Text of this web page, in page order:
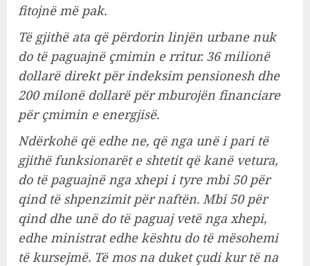
fitojnë më pak.
Të gjithë ata që përdorin linjën urbane nuk
do të paguajnë çmimin e rritur. 36 milionë
dollarë direkt për indeksim pensionesh dhe
200 milonë dollarë për mburojën financiare
për çmimin e energjisë.
Ndërkohë që edhe ne, që nga unë i pari të
gjithë funksionarët e shtetit që kanë vetura,
do të paguajnë nga xhepi i tyre mbi 50 për
qind të shpenzimit për naftën. Mbi 50 për
qind dhe unë do të paguaj vetë nga xhepi,
edhe ministrat edhe kështu do të mësohemi
të kursejmë. Të mos na duket çudi kur të na